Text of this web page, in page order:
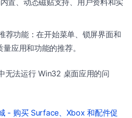
荐功能：在开始菜单、锁屏界面和
应用和功能的推荐。
无法运行 Win32 桌面应用的问
- 购买 Surface、Xbox 和配件促